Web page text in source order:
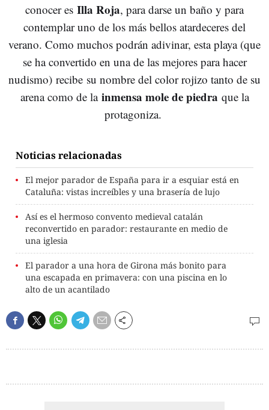
conocer es Illa Roja, para darse un baño y para
contemplar uno de los más bellos atardeceres del
verano. Como muchos podrán adivinar, esta playa (que
se ha convertido en una de las mejores para hacer
nudismo) recibe su nombre del color rojizo tanto de su
arena como de la inmensa mole de piedra que la
protagoniza.
Noticias relacionadas
El mejor parador de España para ir a esquiar está en
Cataluña: vistas increíbles y una brasería de lujo
Así es el hermoso convento medieval catalán
reconvertido en parador: restaurante en medio de
una iglesia
El parador a una hora de Girona más bonito para
una escapada en primavera: con una piscina en lo
alto de un acantilado